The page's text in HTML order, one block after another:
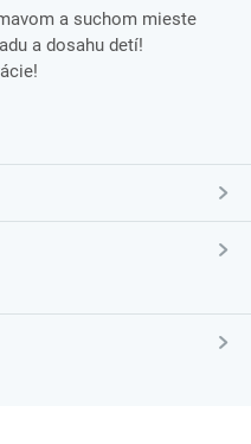
a suchom mieste
a dosahu detí!